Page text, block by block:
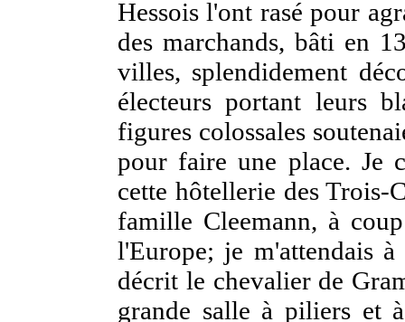
Hessois l'ont rasé pour
des marchands, bâti en
villes, splendidement
électeurs portant leurs
figures colossales
pour faire une place. Je
cette hôtellerie des Trois-
famille Cleemann, à
l'Europe; je m'attendais
décrit le chevalier de
grande salle à piliers et